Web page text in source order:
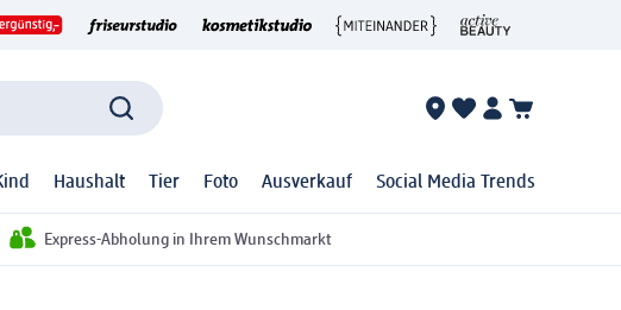
Haushalt Tier Foto Ausverkauf Social Media Trends
Express-Abholung in Ihrem Wunschmarkt